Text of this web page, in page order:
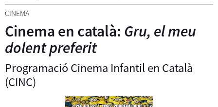
CINEMA
Cinema en català: Gru, el meu
dolent preferit
Programació Cinema Infantil en Català
(CINC)